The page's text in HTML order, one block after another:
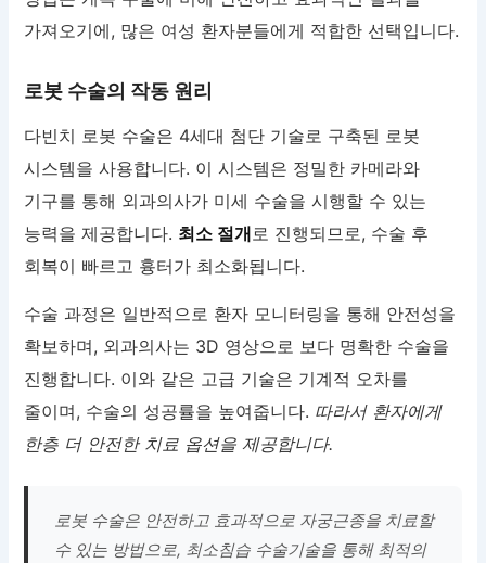
가져오기에, 많은 여성 환자분들에게 적합한 선택입니다.
로봇 수술의 작동 원리
다빈치 로봇 수술은 4세대 첨단 기술로 구축된 로봇
시스템을 사용합니다. 이 시스템은 정밀한 카메라와
기구를 통해 외과의사가 미세 수술을 시행할 수 있는
능력을 제공합니다. 최소 절개 로 진행되므로, 수술 후
회복이 빠르고 흉터가 최소화됩니다.
수술 과정은 일반적으로 환자 모니터링을 통해 안전성을
확보하며, 외과의사는 3D 영상으로 보다 명확한 수술을
진행합니다. 이와 같은 고급 기술은 기계적 오차를
줄이며, 수술의 성공률을 높여줍니다. 따라서 환자에게
한층 더 안전한 치료 옵션을 제공합니다.
로봇 수술은 안전하고 효과적으로 자궁근종을 치료할
수 있는 방법으로, 최소침습 수술기술을 통해 최적의